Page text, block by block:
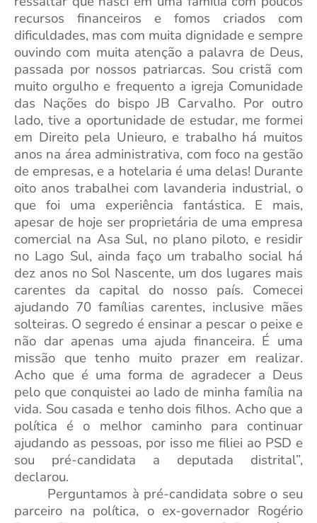
recursos financeiros e fomos criados com
dificuldades, mas com muita dignidade e sempre
ouvindo com muita atenção a palavra de Deus,
passada por nossos patriarcas. Sou cristã com
muito orgulho e frequento a igreja Comunidade
das Nações do bispo JB Carvalho. Por outro
lado, tive a oportunidade de estudar, me formei
em Direito pela Unieuro, e trabalho há muitos
anos na área administrativa, com foco na gestão
de empresas, e a hotelaria é uma delas! Durante
oito anos trabalhei com lavanderia industrial, o
que foi uma experiência fantástica. E mais,
apesar de hoje ser proprietária de uma empresa
comercial na Asa Sul, no plano piloto, e residir
no Lago Sul, ainda faço um trabalho social há
dez anos no Sol Nascente, um dos lugares mais
carentes da capital do nosso país. Comecei
ajudando 70 famílias carentes, inclusive mães
solteiras. O segredo é ensinar a pescar o peixe e
não dar apenas uma ajuda financeira. É uma
missão que tenho muito prazer em realizar.
Acho que é uma forma de agradecer a Deus
pelo que conquistei ao lado de minha família na
vida. Sou casada e tenho dois filhos. Acho que a
política é o melhor caminho para continuar
ajudando as pessoas, por isso me filiei ao PSD e
sou pré-candidata a deputada distrital”,
declarou.
Perguntamos à pré-candidata sobre o seu
parceiro na política, o ex-governador Rogério